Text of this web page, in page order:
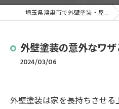
埼玉県鴻巣市で外壁塗装・屋根塗装ならレーヴペイント
外壁塗装の意外なワザ
2024/03/06
外壁塗装は家を長持ちさせ